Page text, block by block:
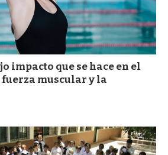
impacto que se hace en el
muscular y la